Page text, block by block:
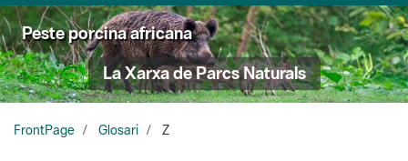
Peste porcina africana
La Xarxa de Parcs Naturals
FrontPage Glosari Z